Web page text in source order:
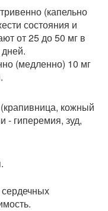
(капельно
состояния и
от 25 до 50 мг в
(медленно) 10 мг
кожный
- гиперемия, зуд,